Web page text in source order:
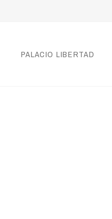
PALACIO LIBERTAD